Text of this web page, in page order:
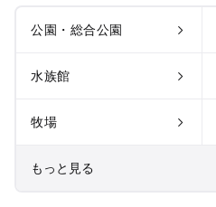
公園・総合公園
水族館
牧場
もっと見る